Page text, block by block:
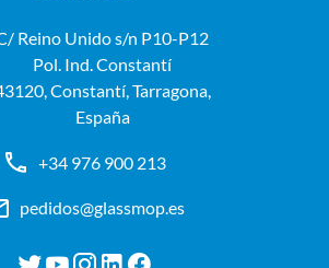
Reino Unido s/n P10-P12
Pol. Ind. Constantí
Constantí, Tarragona,
España
+34 976 900 213
pedidos@glassmop.es